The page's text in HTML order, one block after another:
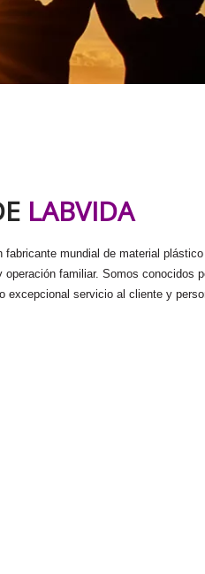
LABVIDA
fabricante mundial de material
operación familiar. Somos conocidos
excepcional servicio al cliente y